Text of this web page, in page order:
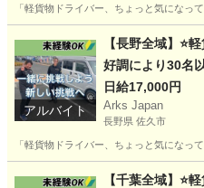
「軽貨物ドライバー、ちょっと気にな
ドライバー 貨
アルバイト
【長野全域】⭐
好調により30名
日給17,000円
Arks Japan
長野県 佐久市
「軽貨物ドライバー、ちょっと気にな
ドライバー 貨
【千葉全域】⭐